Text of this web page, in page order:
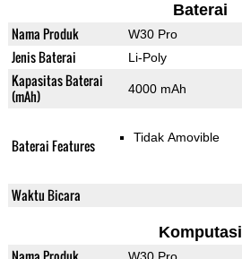
Baterai
Nama Produk W30 Pro
Jenis Baterai Li-Poly
Kapasitas Baterai
(mAh)
4000 mAh
Baterai Features Tidak Amovible
Waktu Bicara
Komputasi